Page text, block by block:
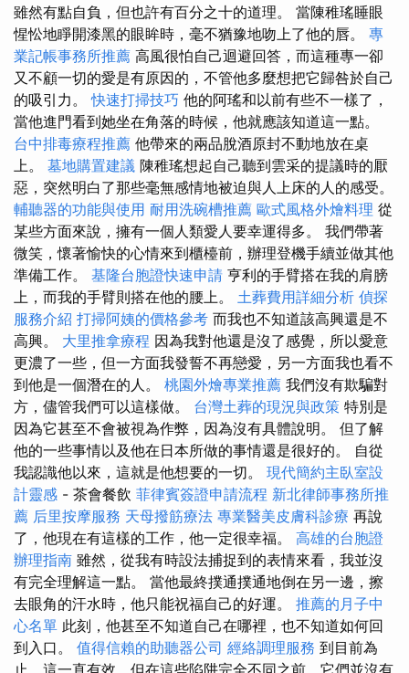
雖然有點自負，但也許有百分之十的道理。 當陳稚瑤睡眼
惺忪地睜開漆黑的眼眸時，毫不猶豫地吻上了他的唇。 專
業記帳事務所推薦 高風很怕自己迴避回答，而這種專一卻
又不顧一切的愛是有原因的，不管他多麼想把它歸咎於自己
的吸引力。快速打掃技巧 他的阿瑤和以前有些不一樣了，
當他進門看到她坐在角落的時候，他就應該知道這一點。
台中排毒療程推薦 他帶來的兩品脫酒原封不動地放在桌
上。 墓地購置建議 陳稚瑤想起自己聽到雲采的提議時的厭
惡，突然明白了那些毫無感情地被迫與人上床的人的感受。
輔聽器的功能與使用 耐用洗碗槽推薦 歐式風格外燴料理 從
某些方面來說，擁有一個人類愛人要幸運得多。 我們帶著
微笑，懷著愉快的心情來到櫃檯前，辦理登機手續並做其他
準備工作。 基隆台胞證快速申請 亨利的手臂搭在我的肩膀
上，而我的手臂則搭在他的腰上。 土葬費用詳細分析 偵探
服務介紹 打掃阿姨的價格參考 而我也不知道該高興還是不
高興。 大里推拿療程 因為我對他還是沒了感覺，所以愛意
更濃了一些，但一方面我發誓不再戀愛，另一方面我也看不
到他是一個潛在的人。 桃園外燴專業推薦 我們沒有欺騙對
方，儘管我們可以這樣做。 台灣土葬的現況與政策 特別是
因為它甚至不會被視為作弊，因為沒有具體說明。 但了解
他的一些事情以及他在日本所做的事情還是很好的。 自從
我認識他以來，這就是他想要的一切。 現代簡約主臥室設
計靈感 - 茶會餐飲 菲律賓簽證申請流程 新北律師事務所推
薦 后里按摩服務 天母撥筋療法 專業醫美皮膚科診療 再說
了，他現在有這樣的工作，他一定很幸福。 高雄的台胞證
辦理指南 雖然，從我有時設法捕捉到的表情來看，我並沒
有完全理解這一點。 當他最終撲通撲通地倒在另一邊，擦
去眼角的汗水時，他只能祝福自己的好運。 推薦的月子中
心名單 此刻，他甚至不知道自己在哪裡，也不知道如何回
到入口。 值得信賴的助聽器公司 經絡調理服務 到目前為
止，這一直有效，但在這些陷阱完全不同之前，它們並沒有